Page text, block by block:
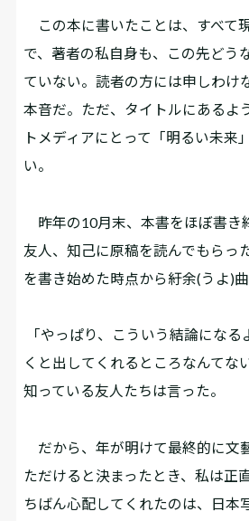
この本に書いたことは、すべて
で、著者の私自身も、この先どう
ていない。読者の方には申しわけ
本音だ。ただ、タイトルにあるよ
トメディアにとって「明るい未来
い。
昨年の10月末、本書をほぼ書き
友人、知己に原稿を読んでもらっ
を書き始めた時点から紆余(うよ)
「やっぱり、こういう結論にな
くと出してくれるところなんてな
知っている友人たちは言った。
だから、年が明けて最終的に文
ただけると決まったとき、私は正
ちばん心配してくれたのは、日本